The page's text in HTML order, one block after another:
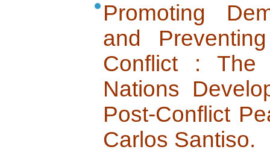
Promoting
and
Conflict :
Nations
Post-Conflict
Carlos Santiso.